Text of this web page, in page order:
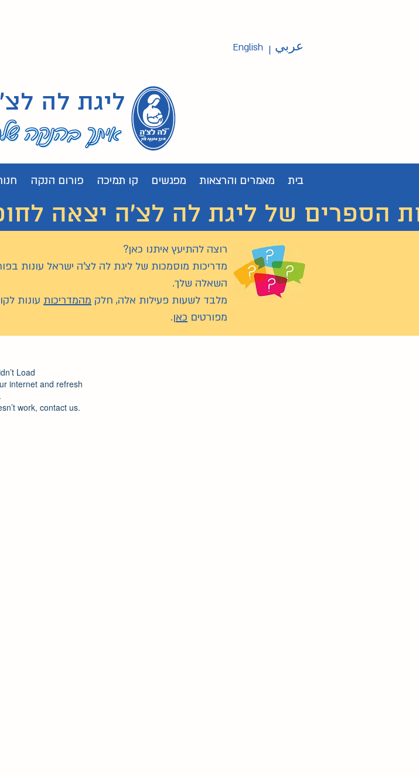
English عربي |
ליגת לה
בית מאמרים והרצאות מפגשים קו תמיכה פורום הנקה
הספרים של ליגת לה לצ'ה יצאה
רוצה להתיעץ איתנו כאן?
מדריכות מוסמכות של ליגת לה לצ’ה ישראל עונות
השאלה שלך.
מלבד לשעות פעילות אלה, חלק מהמדריכות עונות
מפורטים כאן.
Load
internet and refresh
work, contact us.